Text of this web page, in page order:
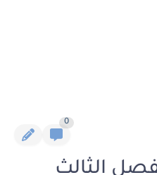
0
الثالث